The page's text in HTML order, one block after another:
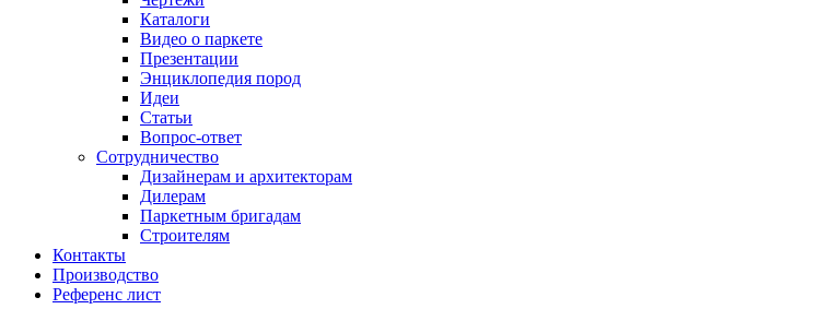
Каталоги
Видео о паркете
Презентации
Энциклопедия пород
Идеи
Статьи
Вопрос-ответ
Сотрудничество
Дизайнерам и архитекторам
Дилерам
Паркетным бригадам
Строителям
Контакты
Производство
Референс лист